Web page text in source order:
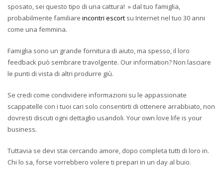
sposato, sei questo tipo di una cattura! » dal tuo famiglia,
probabilmente familiare incontri escort su Internet nel tuo 30 anni
come una femmina.
Famiglia sono un grande fornitura di aiuto, ma spesso, il loro
feedback può sembrare travolgente. Our information? Non lasciare
le punti di vista di altri produrre giù.
Se credi come condividere informazioni su le appassionate
scappatelle con i tuoi cari solo consentirti di ottenere arrabbiato, non
dovresti discuti ogni dettaglio usandoli. Your own love life is your
business.
Tuttavia se devi stai cercando amore, dopo completa tutti di loro in.
Chi lo sa, forse vorrebbero volere ti prepari in un day al buio.